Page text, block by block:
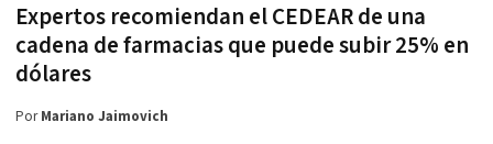
Expertos recomiendan el CEDEAR de una
cadena de farmacias que puede subir 25% en
dólares
PorMariano Jaimovich